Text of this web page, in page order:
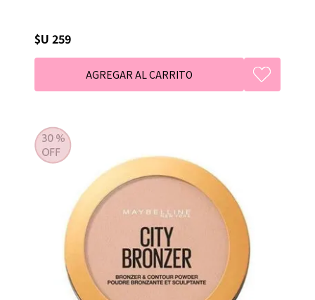
$U 259